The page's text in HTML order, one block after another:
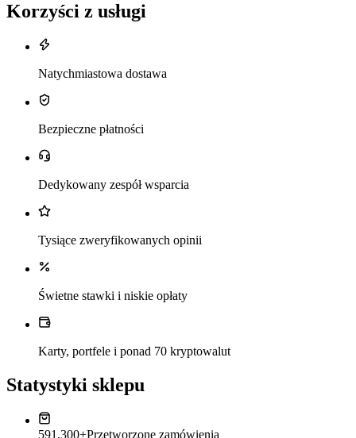
Korzyści z usługi
Natychmiastowa dostawa
Bezpieczne płatności
Dedykowany zespół wsparcia
Tysiące zweryfikowanych opinii
Świetne stawki i niskie opłaty
Karty, portfele i ponad 70 kryptowalut
Statystyki sklepu
591,300+Przetworzone zamówienia